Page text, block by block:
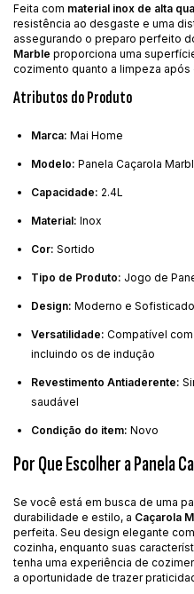
Feita com material inox de alta
resistência ao desgaste e uma
assegurando o preparo perfeito
Marble proporciona uma
cozimento quanto a limpeza após
Atributos do Produto
Marca: Mai Home
Modelo: Panela Caçarola
Capacidade: 2.4L
Material: Inox
Cor: Sortido
Tipo de Produto: Jogo de
Design: Moderno e Sofisticado
Versatilidade: Compatível
incluindo os de indução
Revestimento Antiaderente:
saudável
Condição do item: Novo
Por Que Escolher a Panela
Se você está em busca de uma
durabilidade e estilo, a Caçarola
perfeita. Seu design elegante
cozinha, enquanto suas
tenha uma experiência de
a oportunidade de trazer